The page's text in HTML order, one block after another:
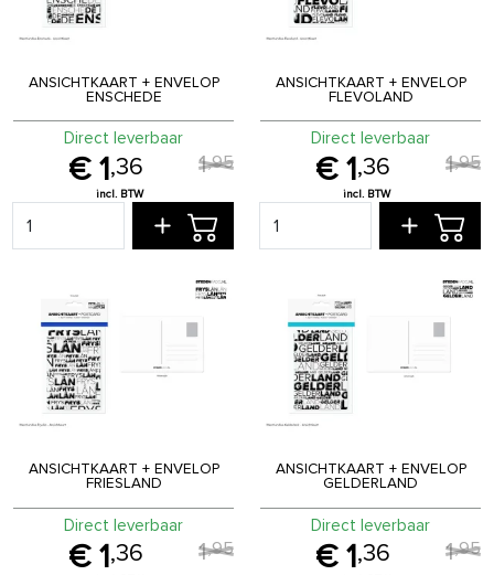
ANSICHTKAART + ENVELOP
ENSCHEDE
1 ,36 1,95
Direct leverbaar
ANSICHTKAART + ENVELOP
FLEVOLAND
1 ,36 1,95
Direct leverbaar
ANSICHTKAART + ENVELOP
FRIESLAND
1 ,36 1,95
Direct leverbaar
ANSICHTKAART + ENVELOP
GELDERLAND
1 ,36 1,95
Direct leverbaar